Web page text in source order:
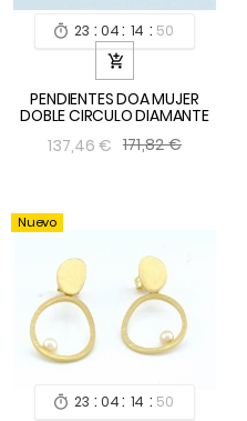
 23 : 04: 14 : 49

PENDIENTES DOA MUJER
DOBLE CIRCULO DIAMANTE
137,46 € 171,82 €
Nuevo
 23 : 04: 14 : 49